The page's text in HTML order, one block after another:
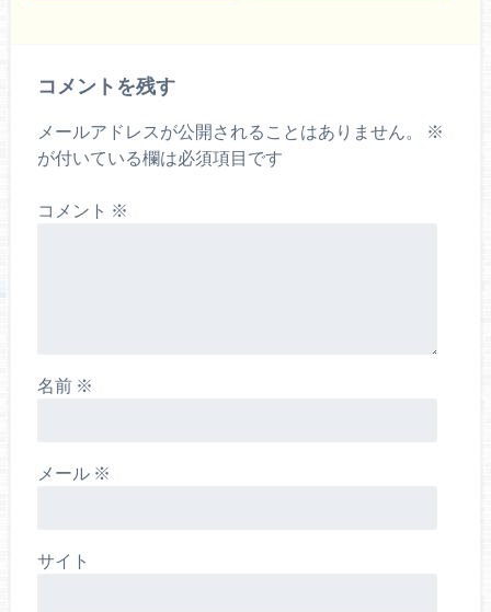
コメントを残す
メールアドレスが公開されることはありません。
※
が付いている欄は必須項目です
コメント ※
名前 ※
メール ※
サイト